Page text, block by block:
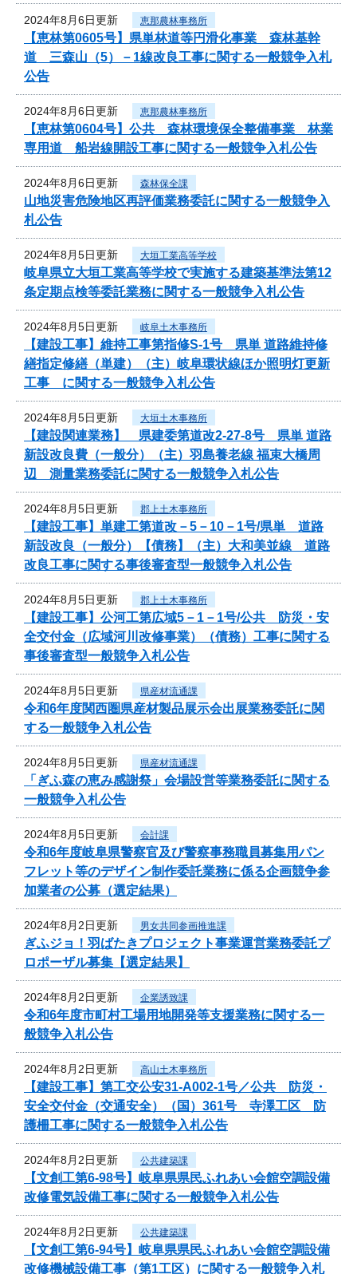
2024年8月6日更新 恵那農林事務所
【恵林第0605号】県単林道等円滑化事業 森林基幹
道 三森山（5）－1線改良工事に関する一般競争入札
公告
2024年8月6日更新 恵那農林事務所
【恵林第0604号】公共 森林環境保全整備事業 林業
専用道 船岩線開設工事に関する一般競争入札公告
2024年8月6日更新 森林保全課
山地災害危険地区再評価業務委託に関する一般競争入
札公告
2024年8月5日更新 大垣工業高等学校
岐阜県立大垣工業高等学校で実施する建築基準法第12
条定期点検等委託業務に関する一般競争入札公告
2024年8月5日更新 岐阜土木事務所
【建設工事】維持工事第指修S-1号 県単 道路維持修
繕指定修繕（単建）（主）岐阜環状線ほか照明灯更新
工事 に関する一般競争入札公告
2024年8月5日更新 大垣土木事務所
【建設関連業務】 県建委第道改2-27-8号 県単 道路
新設改良費（一般分）（主）羽島養老線 福束大橋周
辺 測量業務委託に関する一般競争入札公告
2024年8月5日更新 郡上土木事務所
【建設工事】単建工第道改－5－10－1号/県単 道路
新設改良（一般分）【債務】（主）大和美並線 道路
改良工事に関する事後審査型一般競争入札公告
2024年8月5日更新 郡上土木事務所
【建設工事】公河工第広域5－1－1号/公共 防災・安
全交付金（広域河川改修事業）（債務）工事に関する
事後審査型一般競争入札公告
2024年8月5日更新 県産材流通課
令和6年度関西圏県産材製品展示会出展業務委託に関
する一般競争入札公告
2024年8月5日更新 県産材流通課
「ぎふ森の恵み感謝祭」会場設営等業務委託に関する
一般競争入札公告
2024年8月5日更新 会計課
令和6年度岐阜県警察官及び警察事務職員募集用パン
フレット等のデザイン制作委託業務に係る企画競争参
加業者の公募（選定結果）
2024年8月2日更新 男女共同参画推進課
ぎふジョ！羽ばたきプロジェクト事業運営業務委託プ
ロポーザル募集【選定結果】
2024年8月2日更新 企業誘致課
令和6年度市町村工場用地開発等支援業務に関する一
般競争入札公告
2024年8月2日更新 高山土木事務所
【建設工事】第工交公安31-A002-1号／公共 防災・
安全交付金（交通安全）（国）361号 寺澤工区 防
護柵工事に関する一般競争入札公告
2024年8月2日更新 公共建築課
【文創工第6-98号】岐阜県県民ふれあい会館空調設備
改修電気設備工事に関する一般競争入札公告
2024年8月2日更新 公共建築課
【文創工第6-94号】岐阜県県民ふれあい会館空調設備
改修機械設備工事（第1工区）に関する一般競争入札